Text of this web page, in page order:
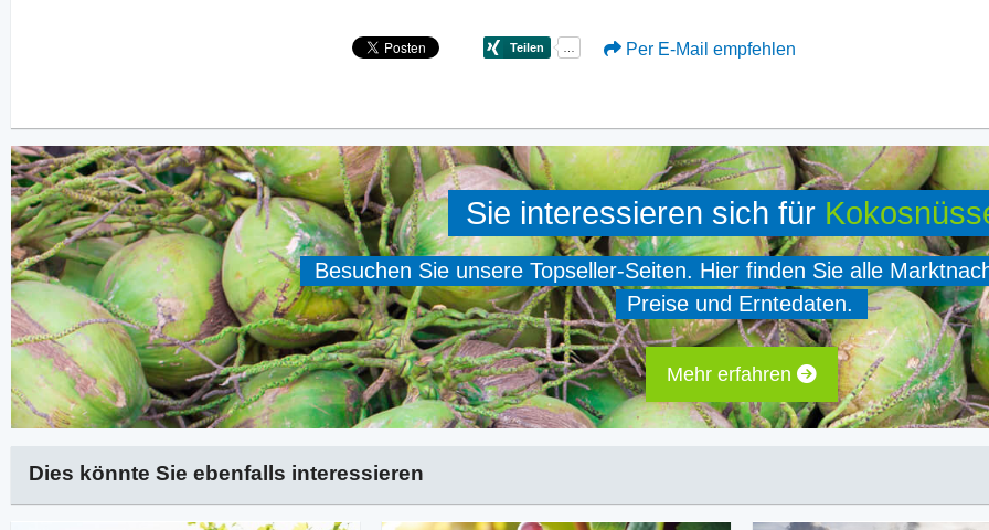
Per E-Mail empfehlen
Sie interessieren sich für
Besuchen Sie unsere Topseller-Seiten. Hier finden Sie alle
Preise und Erntedaten.
Mehr erfahren
Dies könnte Sie ebenfalls interessieren